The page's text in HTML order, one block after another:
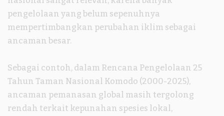
pengelolaan yang belum sepenuhnya
mempertimbangkan perubahan iklim sebagai
ancaman besar.
Sebagai contoh, dalam Rencana Pengelolaan 25
Tahun Taman Nasional Komodo (2000-2025),
ancaman pemanasan global masih tergolong
rendah terkait kepunahan spesies lokal,